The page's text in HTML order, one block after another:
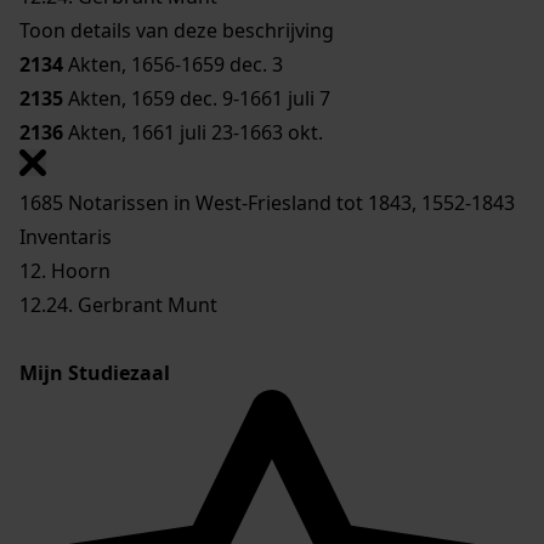
Toon details van deze beschrijving
2134Akten, 1656-1659 dec. 3
2135Akten, 1659 dec. 9-1661 juli 7
2136Akten, 1661 juli 23-1663 okt.
1685 Notarissen in West-Friesland tot 1843, 1552-1843
Inventaris
12. Hoorn
12.24. Gerbrant Munt
Mijn Studiezaal